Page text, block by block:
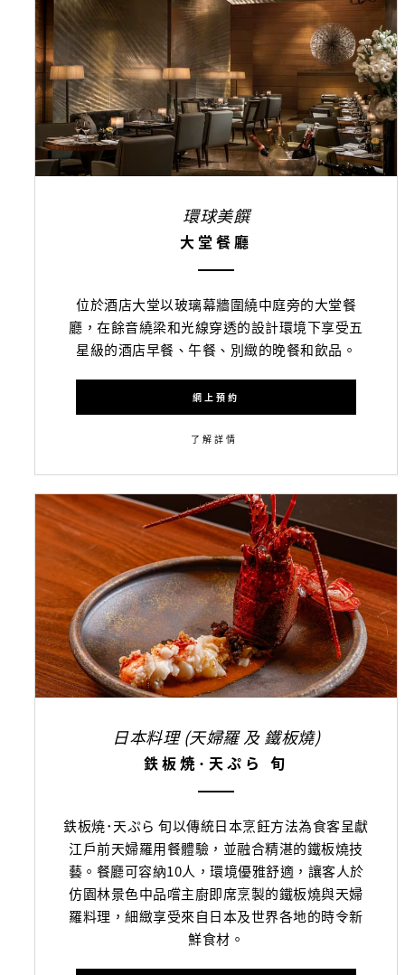
環球美饌
大堂餐廳
位於酒店大堂以玻璃幕牆圍繞中庭旁的大堂餐
廳，在餘音繞梁和光線穿透的設計環境下享受五
星級的酒店早餐、午餐、別緻的晚餐和飲品。
網上預約
了解詳情
日本料理 (天婦羅 及 鐵板燒)
鉄板焼･天ぷら 旬
鉄板焼･天ぷら 旬以傳統日本烹飪方法為食客呈獻
江戶前天婦羅用餐體驗，並融合精湛的鐵板燒技
藝。餐廳可容納10人，環境優雅舒適，讓客人於
仿園林景色中品嚐主廚即席烹製的鐵板燒與天婦
羅料理，細緻享受來自日本及世界各地的時令新
鮮食材。